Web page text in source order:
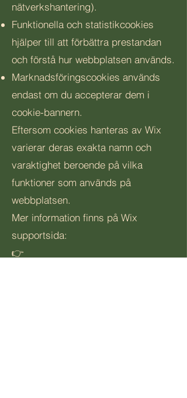
nätverkshantering).
Funktionella och statistikcookies
hjälper till att förbättra prestandan
och förstå hur webbplatsen används.
Marknadsföringscookies används
endast om du accepterar dem i
cookie-bannern.
Eftersom cookies hanteras av Wix
varierar deras exakta namn och
varaktighet beroende på vilka
funktioner som används på
webbplatsen.
Mer information finns på Wix
supportsida:
👉